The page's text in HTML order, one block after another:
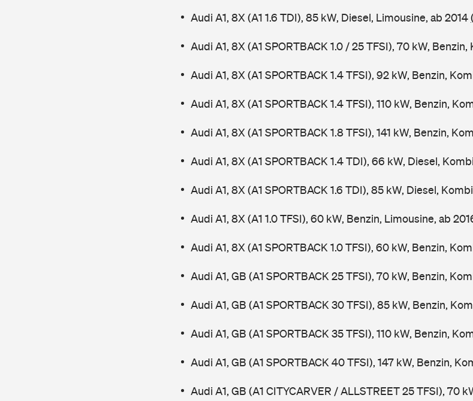
Audi A1, 8X (A1 1.6 TDI), 85 kW, Diesel, Limousine, ab 2014
Audi A1, 8X (A1 SPORTBACK 1.0 / 25 TFSI), 70 kW,
Audi A1, 8X (A1 SPORTBACK 1.4 TFSI), 92 kW, Benzin,
Audi A1, 8X (A1 SPORTBACK 1.4 TFSI), 110 kW, Benzin,
Audi A1, 8X (A1 SPORTBACK 1.8 TFSI), 141 kW, Benzin,
Audi A1, 8X (A1 SPORTBACK 1.4 TDI), 66 kW, Diesel,
Audi A1, 8X (A1 SPORTBACK 1.6 TDI), 85 kW, Diesel,
Audi A1, 8X (A1 1.0 TFSI), 60 kW, Benzin, Limousine, ab
Audi A1, 8X (A1 SPORTBACK 1.0 TFSI), 60 kW, Benzin,
Audi A1, GB (A1 SPORTBACK 25 TFSI), 70 kW, Benzin,
Audi A1, GB (A1 SPORTBACK 30 TFSI), 85 kW, Benzin,
Audi A1, GB (A1 SPORTBACK 35 TFSI), 110 kW, Benzin,
Audi A1, GB (A1 SPORTBACK 40 TFSI), 147 kW, Benzin,
Audi A1, GB (A1 CITYCARVER / ALLSTREET 25 TFSI), 70